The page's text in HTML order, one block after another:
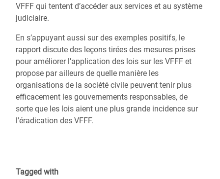
VFFF qui tentent d’accéder aux services et au système
judiciaire.
En s’appuyant aussi sur des exemples positifs, le
rapport discute des leçons tirées des mesures prises
pour améliorer l’application des lois sur les VFFF et
propose par ailleurs de quelle manière les
organisations de la société civile peuvent tenir plus
efficacement les gouvernements responsables, de
sorte que les lois aient une plus grande incidence sur
l'éradication des VFFF.
Tagged with